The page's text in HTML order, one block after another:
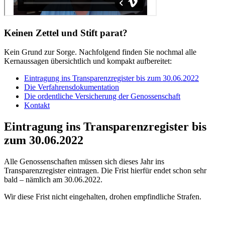
Keinen Zettel und Stift parat?
Kein Grund zur Sorge. Nachfolgend finden Sie nochmal alle
Kernaussagen übersichtlich und kompakt aufbereitet:
Eintragung ins Transparenzregister bis zum 30.06.2022
Die Verfahrensdokumentation
Die ordentliche Versicherung der Genossenschaft
Kontakt
Eintragung ins Transparenzregister bis
zum 30.06.2022
Alle Genossenschaften müssen sich dieses Jahr ins
Transparenzregister eintragen. Die Frist hierfür endet schon sehr
bald – nämlich am 30.06.2022.
Wir diese Frist nicht eingehalten, drohen empfindliche Strafen.